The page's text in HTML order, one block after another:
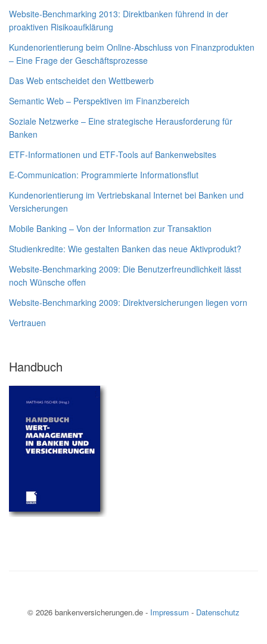
Website-Benchmarking 2013: Direktbanken führend in der
proaktiven Risikoaufklärung
Kundenorientierung beim Online-Abschluss von Finanzprodukten
– Eine Frage der Geschäftsprozesse
Das Web entscheidet den Wettbewerb
Semantic Web – Perspektiven im Finanzbereich
Soziale Netzwerke – Eine strategische Herausforderung für
Banken
ETF-Informationen und ETF-Tools auf Bankenwebsites
E-Communication: Programmierte Informationsflut
Kundenorientierung im Vertriebskanal Internet bei Banken und
Versicherungen
Mobile Banking – Von der Information zur Transaktion
Studienkredite: Wie gestalten Banken das neue Aktivprodukt?
Website-Benchmarking 2009: Die Benutzerfreundlichkeit lässt
noch Wünsche offen
Website-Benchmarking 2009: Direktversicherungen liegen vorn
Vertrauen
Handbuch
© 2026 bankenversicherungen.de - Impressum - Datenschutz